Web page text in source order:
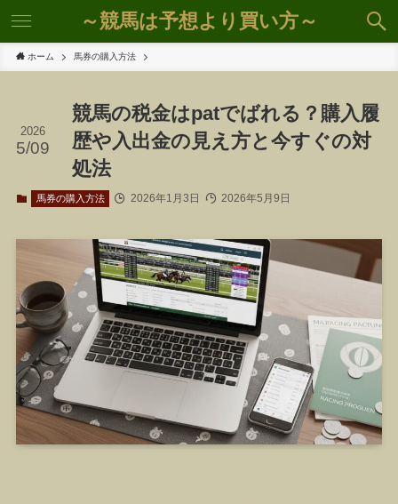
～競馬は予想より買い方～
ホーム 馬券の購入方法
競馬の税金はpatでばれる？購入履
歴や入出金の見え方と今すぐの対
処法
2026
5/09
馬券の購入方法 2026年1月3日 2026年5月9日